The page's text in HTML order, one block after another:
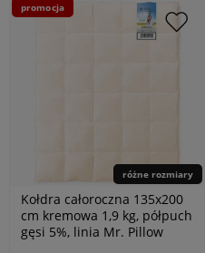
różne rozmiary
Kołdra całoroczna 135x200
cm kremowa 1,9 kg, półpuch
gęsi 5%, linia Mr. Pillow
promocja